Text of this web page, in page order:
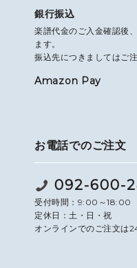
銀行振込
楽譜代金のご入金確認後
ます。
振込先につきましてはご
Amazon Pay
お電話でのご注文
092-600-
受付時間：9:00～18:00
定休日：土・日・祝
オンラインでのご注文は